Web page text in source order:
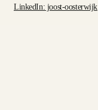
LinkedIn: joost-oosterwijk